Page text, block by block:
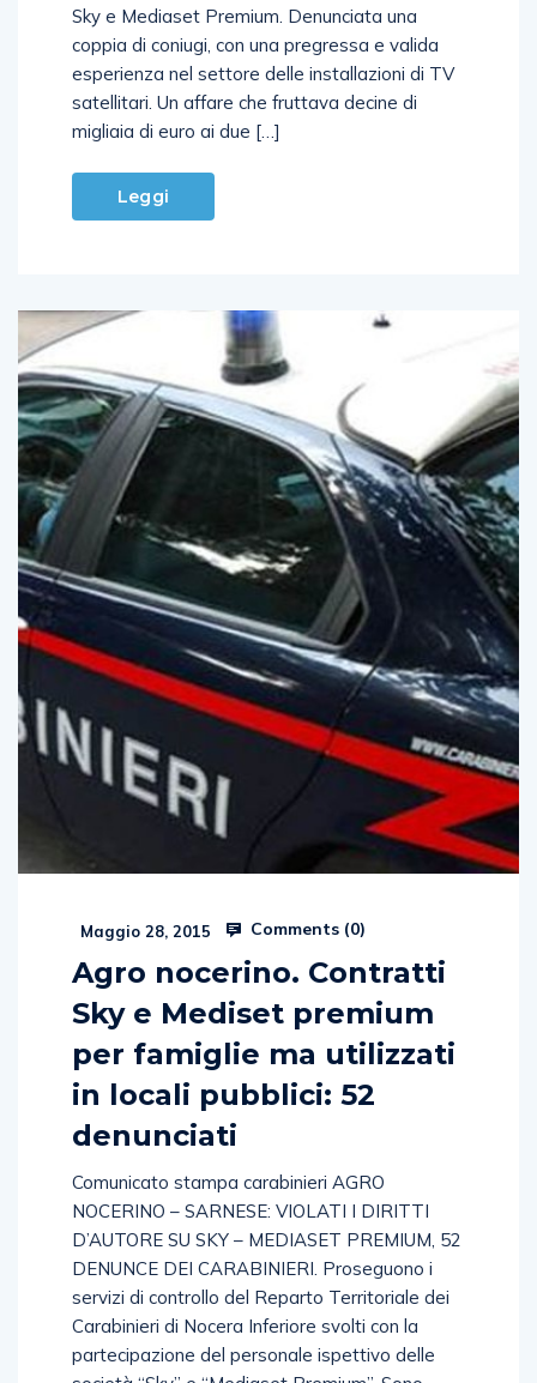
Sky e Mediaset Premium. Denunciata una
coppia di coniugi, con una pregressa e valida
esperienza nel settore delle installazioni di TV
satellitari. Un affare che fruttava decine di
migliaia di euro ai due […]
Leggi
Maggio 28, 2015 Comments (0)
Agro nocerino. Contratti
Sky e Mediset premium
per famiglie ma utilizzati
in locali pubblici: 52
denunciati
Comunicato stampa carabinieri AGRO
NOCERINO – SARNESE: VIOLATI I DIRITTI
D’AUTORE SU SKY – MEDIASET PREMIUM, 52
DENUNCE DEI CARABINIERI. Proseguono i
servizi di controllo del Reparto Territoriale dei
Carabinieri di Nocera Inferiore svolti con la
partecipazione del personale ispettivo delle